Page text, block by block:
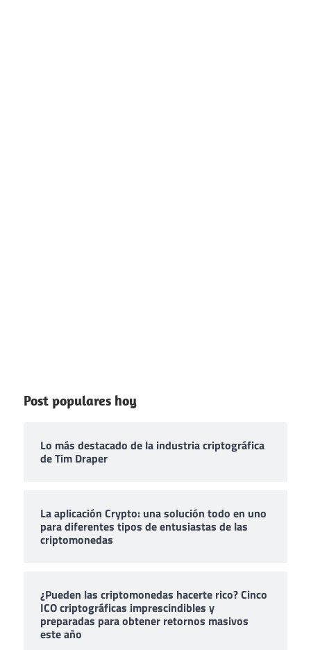
Post populares hoy
Lo más destacado de la industria criptográfica
de Tim Draper
La aplicación Crypto: una solución todo en uno
para diferentes tipos de entusiastas de las
criptomonedas
¿Pueden las criptomonedas hacerte rico? Cinco
ICO criptográficas imprescindibles y
preparadas para obtener retornos masivos
este año